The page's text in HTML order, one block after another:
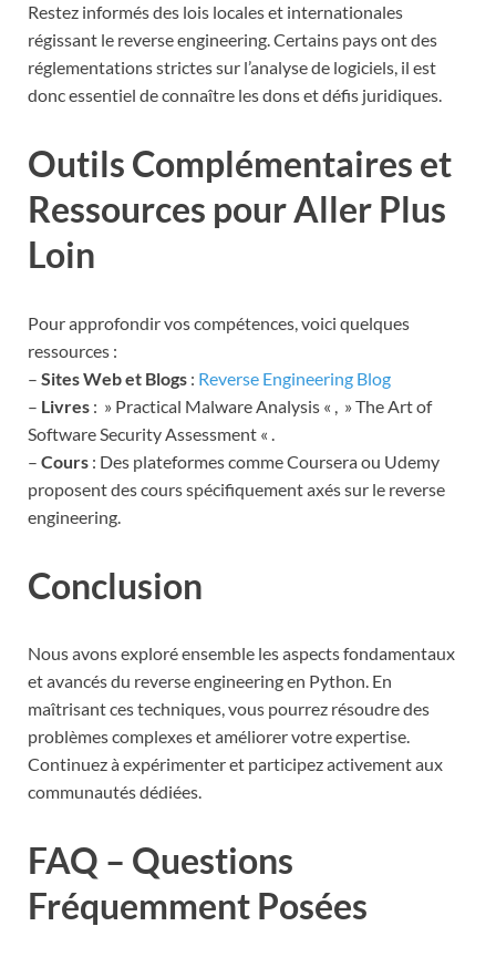
Restez informés des lois locales et internationales
régissant le reverse engineering. Certains pays ont des
réglementations strictes sur l’analyse de logiciels, il est
donc essentiel de connaître les dons et défis juridiques.
Outils Complémentaires et
Ressources pour Aller Plus
Loin
Pour approfondir vos compétences, voici quelques
ressources :
– Sites Web et Blogs : Reverse Engineering Blog
– Livres : » Practical Malware Analysis « , » The Art of
Software Security Assessment « .
– Cours : Des plateformes comme Coursera ou Udemy
proposent des cours spécifiquement axés sur le reverse
engineering.
Conclusion
Nous avons exploré ensemble les aspects fondamentaux
et avancés du reverse engineering en Python. En
maîtrisant ces techniques, vous pourrez résoudre des
problèmes complexes et améliorer votre expertise.
Continuez à expérimenter et participez activement aux
communautés dédiées.
FAQ – Questions
Fréquemment Posées